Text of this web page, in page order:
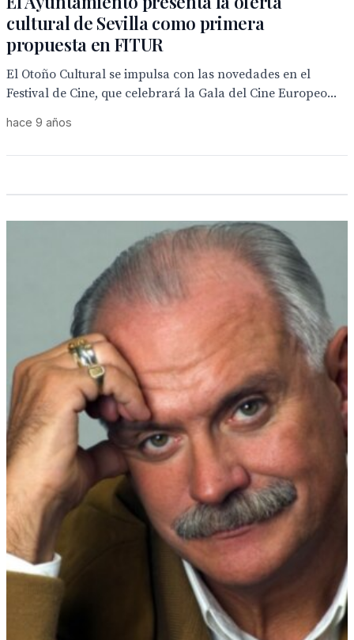
cultural de Sevilla como primera
propuesta en FITUR
El Otoño Cultural se impulsa con las novedades en el
Festival de Cine, que celebrará la Gala del Cine Europeo...
hace 9 años